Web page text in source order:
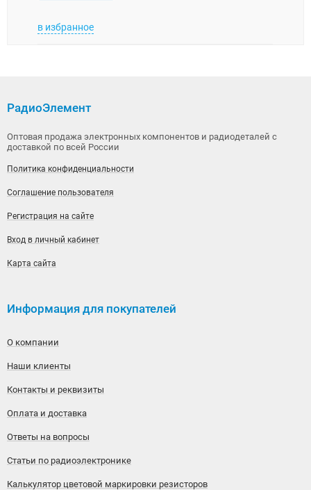
в избранное
РадиоЭлемент
Оптовая продажа электронных компонентов и радиодеталей с
доставкой по всей России
Политика конфиденциальности
Соглашение пользователя
Регистрация на сайте
Вход в личный кабинет
Карта сайта
Информация для покупателей
О компании
Наши клиенты
Контакты и реквизиты
Оплата и доставка
Ответы на вопросы
Статьи по радиоэлектронике
Калькулятор цветовой маркировки резисторов